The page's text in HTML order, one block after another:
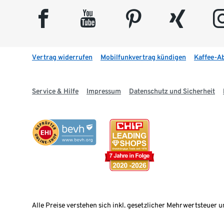
facebook youtube pinterest xing
Vertrag widerrufen Mobilfunkvertrag kündigen Kaffee-
Service & Hilfe Impressum Datenschutz und Sicherheit
Alle Preise verstehen sich inkl. gesetzlicher Mehrwertsteuer